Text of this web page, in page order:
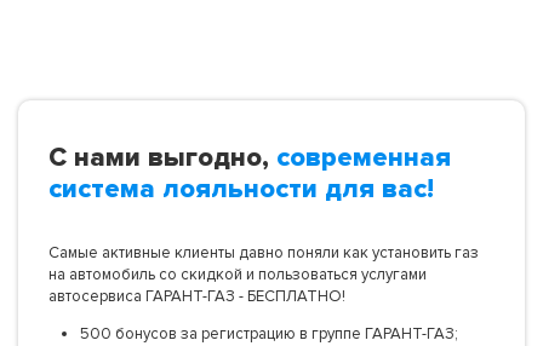
С нами выгодно, современная
система лояльности для вас!
Самые активные клиенты давно поняли как установить газ
на автомобиль со скидкой и пользоваться услугами
автосервиса ГАРАНТ-ГАЗ - БЕСПЛАТНО!
500 бонусов за регистрацию в группе ГАРАНТ-ГАЗ;